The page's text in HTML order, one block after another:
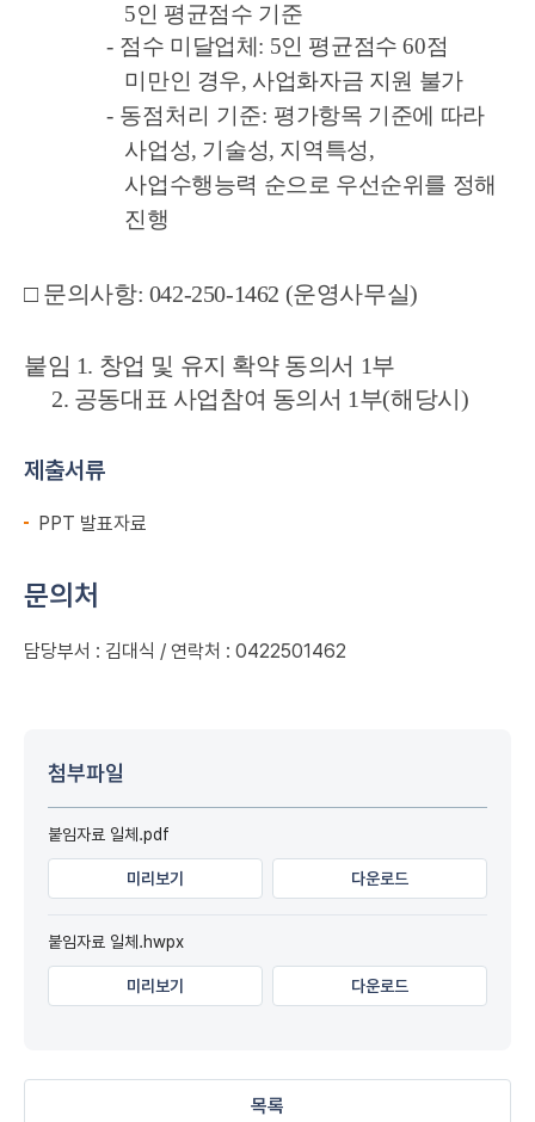
5인 평균점수 기준
- 점수 미달업체 : 5인 평균점수60점
미만인 경우, 사업화자금 지원 불가
- 동점처리 기준: 평가항목 기준에 따라
사업성, 기술성, 지역특성,
사업수행능력 순으로 우선순위를 정해
진행
□ 문의사항: 042-250-1462 (운영사무실)
붙임 1. 창업 및 유지 확약 동의서 1부
2. 공동대표 사업참여 동의서 1부(해당시 )
제출서류
PPT 발표자료
문의처
담당부서 : 김대식 / 연락처 : 0422501462
첨부파일
붙임자료 일체.pdf
미리보기 다운로드
붙임자료 일체.hwpx
미리보기 다운로드
목록